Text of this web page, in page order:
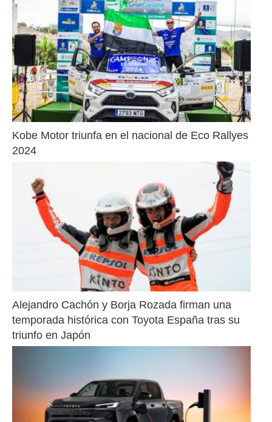
Kobe Motor triunfa en el nacional de Eco Rallyes
2024
Alejandro Cachón y Borja Rozada firman una
temporada histórica con Toyota España tras su
triunfo en Japón